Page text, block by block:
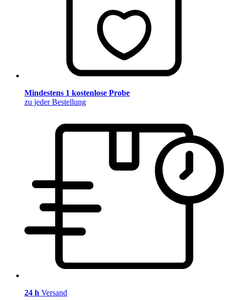
Mindestens 1 kostenlose Probe
zu jeder Bestellung
24 h Versand